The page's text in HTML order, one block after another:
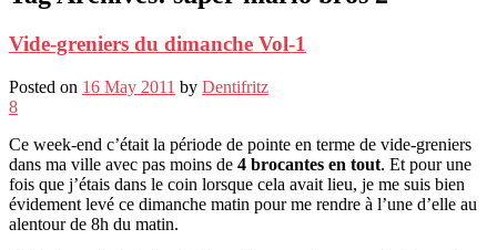
Vide-greniers du dimanche Vol-1
Posted on 16 May 2011 by Dentifritz
8
Ce week-end c’était la période de pointe en terme de vide-greniers
dans ma ville avec pas moins de 4 brocantes en tout. Et pour une
fois que j’étais dans le coin lorsque cela avait lieu, je me suis bien
évidement levé ce dimanche matin pour me rendre à l’une d’elle au
alentour de 8h du matin.